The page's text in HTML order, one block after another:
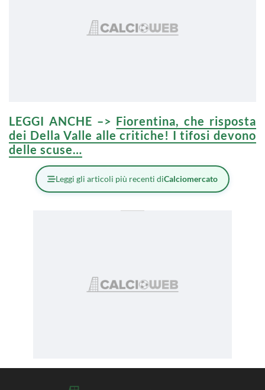
LEGGI ANCHE –> Fiorentina, che risposta
dei Della Valle alle critiche! I tifosi devono
delle scuse…
Leggi gli articoli più recenti diCalciomercato